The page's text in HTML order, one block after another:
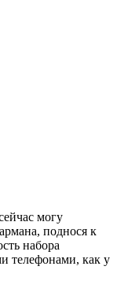
могу
поднося к
набора
телефонами, как у